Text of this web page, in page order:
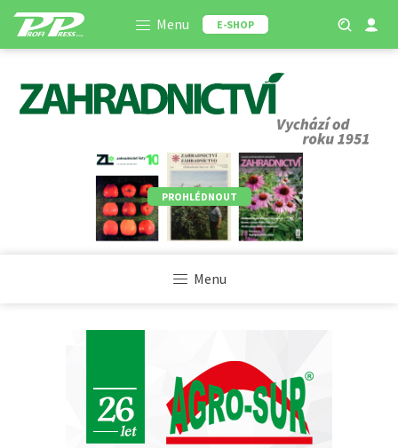
Menu E-SHOP
PROHLÉDNOUT
Menu